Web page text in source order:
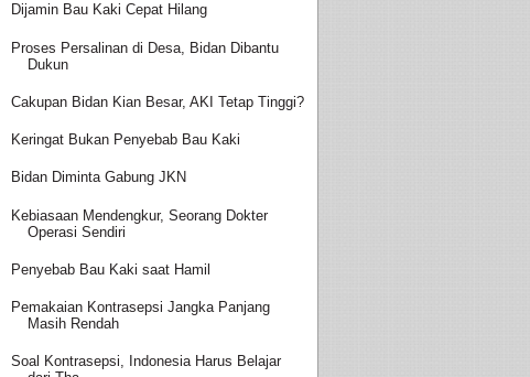
Dijamin Bau Kaki Cepat Hilang
Proses Persalinan di Desa, Bidan Dibantu
Dukun
Cakupan Bidan Kian Besar, AKI Tetap Tinggi?
Keringat Bukan Penyebab Bau Kaki
Bidan Diminta Gabung JKN
Kebiasaan Mendengkur, Seorang Dokter
Operasi Sendiri
Penyebab Bau Kaki saat Hamil
Pemakaian Kontrasepsi Jangka Panjang
Masih Rendah
Soal Kontrasepsi, Indonesia Harus Belajar